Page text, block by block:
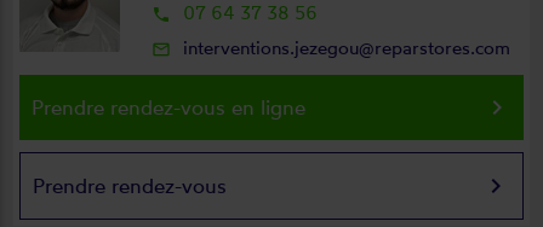
local_phone 07 64 37 38 56
mail_outline interventions.jezegou@reparstores.com
Prendre rendez-vous en ligne keyboard_arrow_right
Prendre rendez-vous keyboard_arrow_right